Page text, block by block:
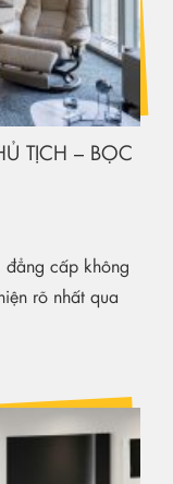
TỊCH – BỌC
đẳng cấp không
rõ nhất qua